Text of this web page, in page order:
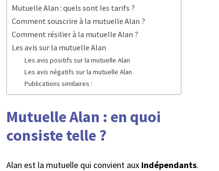
Mutuelle Alan : quels sont les tarifs ?
Comment souscrire à la mutuelle Alan ?
Comment résilier à la mutuelle Alan ?
Les avis sur la mutuelle Alan
Les avis positifs sur la mutuelle Alan
Les avis négatifs sur la mutuelle Alan
Publications similaires :
Mutuelle Alan : en quoi
consiste telle ?
Alan est la mutuelle qui convient aux indépendants.